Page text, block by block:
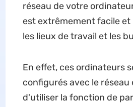
réseau de votre
est extrêmement facile
les lieux de travail et les
En effet, ces ordinateurs
configurés avec le réseau
d'utiliser la fonction de